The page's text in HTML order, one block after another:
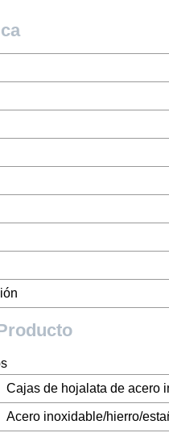
Cajas de hojalata de acero
Acero inoxidable/hierro/